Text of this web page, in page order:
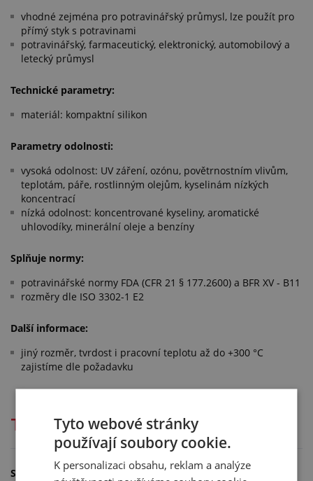
vhodné zejména pro potravinářský průmysl, lze použít pro
přímý styk s potravinami
potravinářský, farmaceutický, elektronický, automobilový a
letecký průmysl
Technické parametry:
materiál: kompaktní silikon
Parametry odolnosti:
vysoká odolnost: UV záření, ozónu, povětrnostním vlivům,
teplotám, páře, rostlinným olejům, kyselinám nízkých
koncentrací
nízká odolnost: koncentrované kyseliny, aromatické
uhlovodíky, minerální oleje a benzíny
Splňuje normy:
potravinářské normy FDA (CFR 21 § 177.2600) a BFR XV - B11
rozměry dle ISO 3302-1 E2
Další informace:
jiný rozměr, tvrdost i pracovní teplotu až do +300 °C
zajistíme dle požadavku
Technická dokumentace
Soubory ke stažení
Tyto webové stránky
používají soubory cookie.
K personalizaci obsahu, reklam a analýze